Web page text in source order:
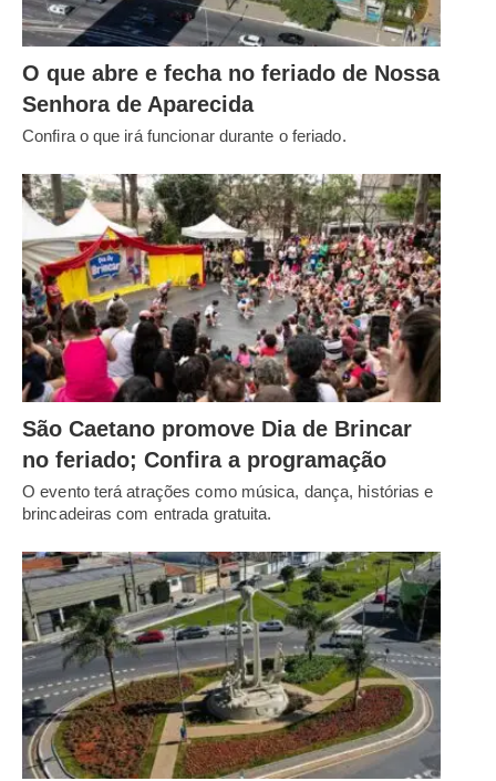
O que abre e fecha no feriado de Nossa
Senhora de Aparecida
Confira o que irá funcionar durante o feriado.
São Caetano promove Dia de Brincar
no feriado; Confira a programação
O evento terá atrações como música, dança, histórias e
brincadeiras com entrada gratuita.